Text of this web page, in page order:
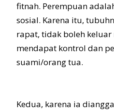
fitnah. Perempuan
sosial. Karena itu,
rapat, tidak boleh keluar
mendapat kontrol dan
suami/orang tua.
Kedua, karena ia